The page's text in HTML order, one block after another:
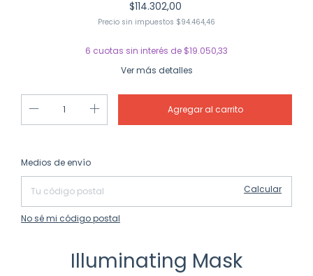
$114.302,00
Precio sin impuestos $94.464,46
6 cuotas sin interés de $19.050,33
Ver más detalles
Entregas para el CP:
Medios de envío
Calcular
No sé mi código postal
Illuminating Mask